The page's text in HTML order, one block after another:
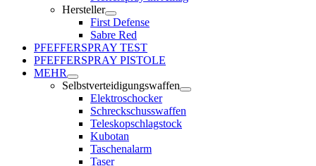
Hersteller
First Defense
Sabre Red
PFEFFERSPRAY TEST
PFEFFERSPRAY PISTOLE
MEHR
Selbstverteidigungswaffen
Elektroschocker
Schreckschusswaffen
Teleskopschlagstock
Kubotan
Taschenalarm
Taser